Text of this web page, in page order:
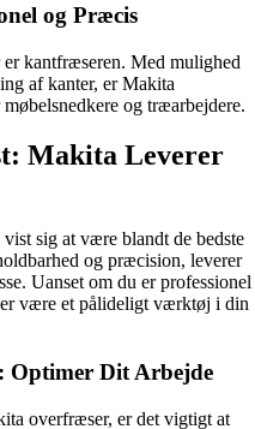
og Præcis
kantfræseren. Med mulighed
af kanter, er Makita
og træarbejdere.
Makita Leverer
sig at være blandt de bedste
og præcision, leverer
Uanset om du er professionel
være et pålideligt værktøj i din
Dit Arbejde
overfræser, er det vigtigt at